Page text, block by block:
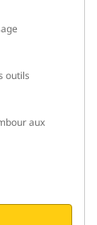
outils
aux